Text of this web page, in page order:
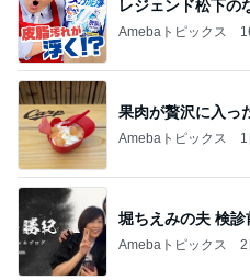
レジェンド松下の
Amebaトピックス
果肉が贅沢に入っ
Amebaトピックス
堀ちえみの夫 検
Amebaトピックス 2